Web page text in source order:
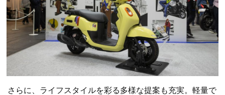
さらに、ライフスタイルを彩る多様な提案も充実。軽量で